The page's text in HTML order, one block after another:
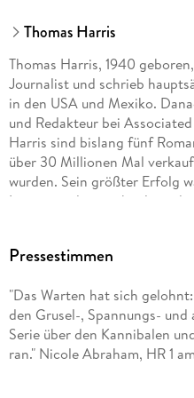
Thomas Harris
Thomas Harris, 1940
Journalist und schrieb
in den USA und Mexiko.
und Redakteur bei
Harris sind bislang fünf
über 30 Millionen Mal
wurden. Sein größter Erfolg
Lämmer«, das wochenlang
Pressestimmen
"Das Warten hat sich
den Grusel-, Spannungs-
Serie über den Kannibalen
ran." Nicole Abraham, HR 1